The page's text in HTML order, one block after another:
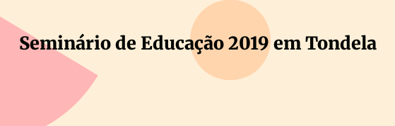
Seminário de Educação 2019 em Tondela